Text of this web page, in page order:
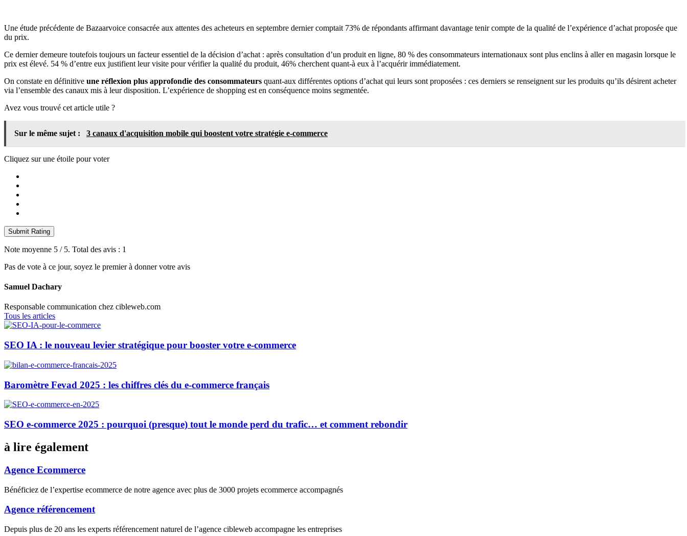
Une étude précédente de Bazaarvoice consacrée aux attentes des acheteurs en septembre dernier comptait 73% de répondants affirmant davantage tenir compte de la qualité de l’expérience d’achat proposée que
du prix.
Ce dernier demeure toutefois toujours un facteur essentiel de la décision d’achat : après consultation d’un produit en ligne, 80 % des consommateurs internationaux sont plus enclins à aller en magasin lorsque le
prix est élevé. 54 % d’entre eux justifient leur visite pour vérifier la qualité du produit, 46% cherchent quant-à eux à l’acquérir immédiatement.
On constate en définitive une réflexion plus approfondie des consommateurs quant-aux différentes options d’achat qui leurs sont proposées : ces derniers se renseignent sur les produits qu’ils désirent acheter
via l’ensemble des canaux mis à leur disposition. L’expérience de shopping est en conséquence moins segmentée.
Avez vous trouvé cet article utile ?
Sur le même sujet : 3 canaux d'acquisition mobile qui boostent votre stratégie e-commerce
Cliquez sur une étoile pour voter
Submit Rating
Note moyenne 5 / 5. Total des avis : 1
Pas de vote à ce jour, soyez le premier à donner votre avis
Samuel Dachary
Responsable communication chez cibleweb.com
Tous les articles
SEO IA : le nouveau levier stratégique pour booster votre e-commerce
Baromètre Fevad 2025 : les chiffres clés du e-commerce français
SEO e-commerce 2025 : pourquoi (presque) tout le monde perd du trafic… et comment rebondir
à lire également
Agence Ecommerce
Bénéficiez de l’expertise ecommerce de notre agence avec plus de 3000 projets ecommerce accompagnés
Agence référencement
Depuis plus de 20 ans les experts référencement naturel de l’agence cibleweb accompagne les entreprises